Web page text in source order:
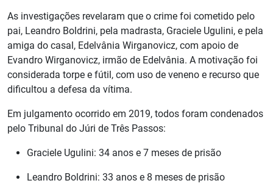
As investigações revelaram que o crime foi cometido pelo
pai, Leandro Boldrini, pela madrasta, Graciele Ugulini, e pela
amiga do casal, Edelvânia Wirganovicz, com apoio de
Evandro Wirganovicz, irmão de Edelvânia. A motivação foi
considerada torpe e fútil, com uso de veneno e recurso que
dificultou a defesa da vítima.
Em julgamento ocorrido em 2019, todos foram condenados
pelo Tribunal do Júri de Três Passos:
Graciele Ugulini: 34 anos e 7 meses de prisão
Leandro Boldrini: 33 anos e 8 meses de prisão